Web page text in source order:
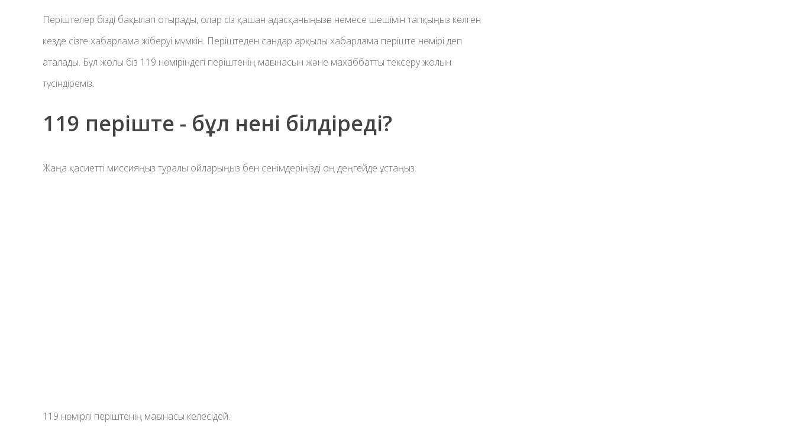
Періштелер бізді бақылап отырады, олар сіз қашан адасқаныңызға немесе шешімін тапқыңыз келген
кезде сізге хабарлама жіберуі мүмкін. Періштеден сандар арқылы хабарлама періште нөмірі деп
аталады. Бұл жолы біз 119 нөміріндегі періштенің мағынасын және махаббатты тексеру жолын
түсіндіреміз.
119 періште - бұл нені білдіреді?
Жаңа қасиетті миссияңыз туралы ойларыңыз бен сенімдеріңізді оң деңгейде ұстаңыз.
119 нөмірлі періштенің мағынасы келесідей.